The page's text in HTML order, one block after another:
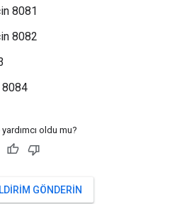
8081
8082
oldu mu?
GÖNDERIN